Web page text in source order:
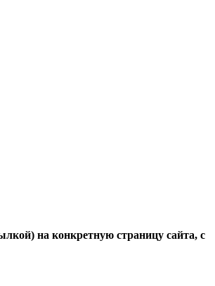
на конкретную страницу сайта, с